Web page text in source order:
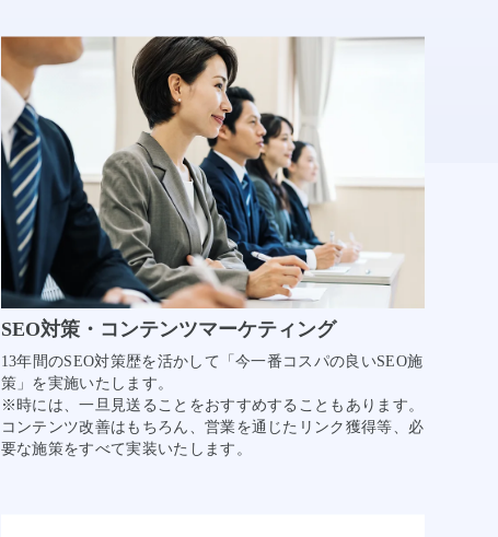
SEO対策・コンテンツマーケティング
13年間のSEO対策歴を活かして「今一番コスパの良いSEO施
策」を実施いたします。
※時には、一旦見送ることをおすすめすることもあります。
コンテンツ改善はもちろん、営業を通じたリンク獲得等、必
要な施策をすべて実装いたします。